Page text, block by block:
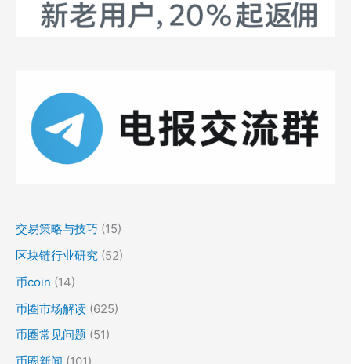
交易策略与技巧 (15)
区块链行业研究 (52)
币coin (14)
币圈市场解读 (625)
币圈常见问题 (51)